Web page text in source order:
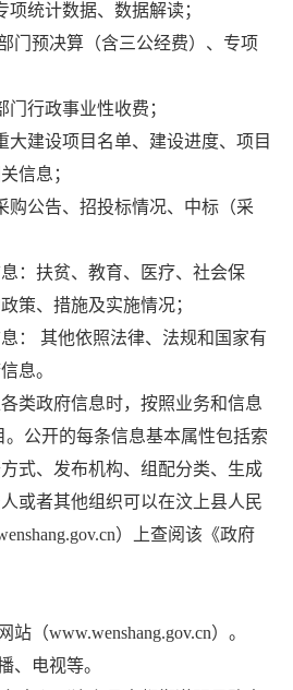
项统计数据、数据解读；
门预决算（含三公经费）、专项
门行政事业性收费；
大建设项目名单、建设进度、项目
信息；
购公告、招投标情况、中标（采
息：扶贫、教育、医疗、社会保
策、措施及实施情况；
息： 其他依照法律、法规和国家有
息。
类政府信息时，按照业务和信息
。公开的每条信息基本属性包括索
式、发布机构、组配分类、生成
或者其他组织可以在汶上县人民
）上查阅该《政府
（www.wenshang.gov.cn）。
、电视等。